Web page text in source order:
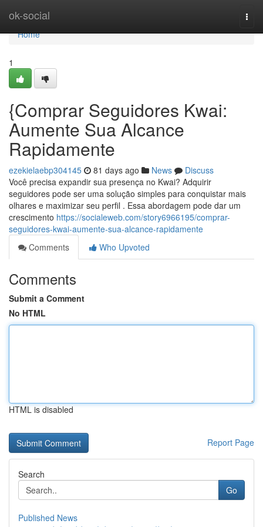
ok-social
Home
Home
1
{Comprar Seguidores Kwai:
Aumente Sua Alcance
Rapidamente
ezekielaebp304145 81 days ago News
Discuss
Você precisa expandir sua presença no Kwai? Adquirir
seguidores pode ser uma solução simples para conquistar mais
olhares e maximizar seu perfil . Essa abordagem pode dar um
crescimento https://socialeweb.com/story6966195/comprar-
seguidores-kwai-aumente-sua-alcance-rapidamente
Comments
Who Upvoted
Comments
Submit a Comment
No HTML
HTML is disabled
Report Page
Search
Go
Published News